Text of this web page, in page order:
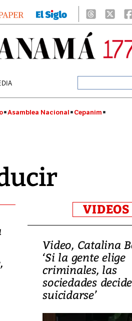
Asamblea Nacional Cepanim
VIDEOS
Video, Catalina
‘Si la gente elige
criminales, las
sociedades
suicidarse’